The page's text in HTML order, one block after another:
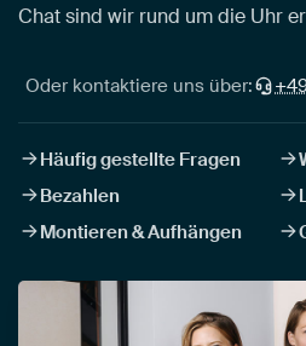
Chat sind wir rund um die Uhr
Oder kontaktiere uns über:
Häufig gestellte Fragen
Bezahlen
Montieren & Aufhängen